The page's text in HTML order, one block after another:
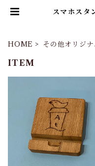
スマホス
HOME その他オリジ
ITEM